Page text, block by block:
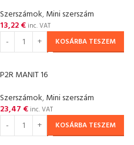
Szerszámok,Mini szerszám
13,22€ inc. VAT
KOSÁRBA TESZEM
P2R MANIT 16
Szerszámok,Mini szerszám
23,47 € inc. VAT
KOSÁRBA TESZEM